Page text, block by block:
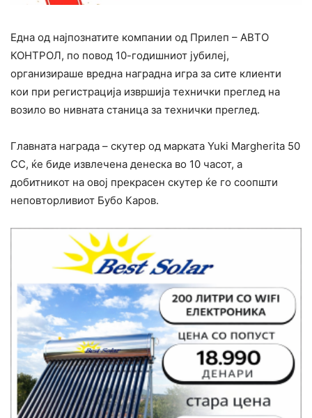
Една од најпознатите компании од Прилеп – АВТО
КОНТРОЛ, по повод 10-годишниот јубилеј,
организираше вредна наградна игра за сите клиенти
кои при регистрација извршија технички преглед на
возило во нивната станица за технички преглед.
Главната награда – скутер oд марката Yuki Margherita 50
CC, ќе биде извлечена денеска во 10 часот, а
добитникот на овој прекрасен скутер ќе го соопшти
неповторливиот Бубо Каров.